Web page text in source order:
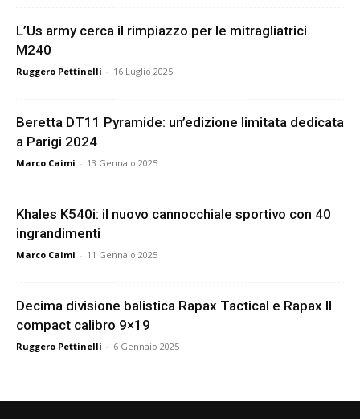
L’Us army cerca il rimpiazzo per le mitragliatrici
M240
Ruggero Pettinelli - 16 Luglio 2025
Beretta DT11 Pyramide: un’edizione limitata dedicata
a Parigi 2024
Marco Caimi - 13 Gennaio 2025
Khales K540i: il nuovo cannocchiale sportivo con 40
ingrandimenti
Marco Caimi - 11 Gennaio 2025
Decima divisione balistica Rapax Tactical e Rapax II
compact calibro 9×19
Ruggero Pettinelli - 6 Gennaio 2025